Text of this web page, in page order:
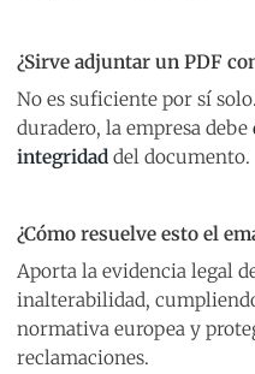
¿Sirve adjuntar un PDF
No es suficiente por sí
duradero, la empresa debe
integridad del documento.
¿Cómo resuelve esto el
Aporta la evidencia legal
inalterabilidad,
normativa europea y
reclamaciones.